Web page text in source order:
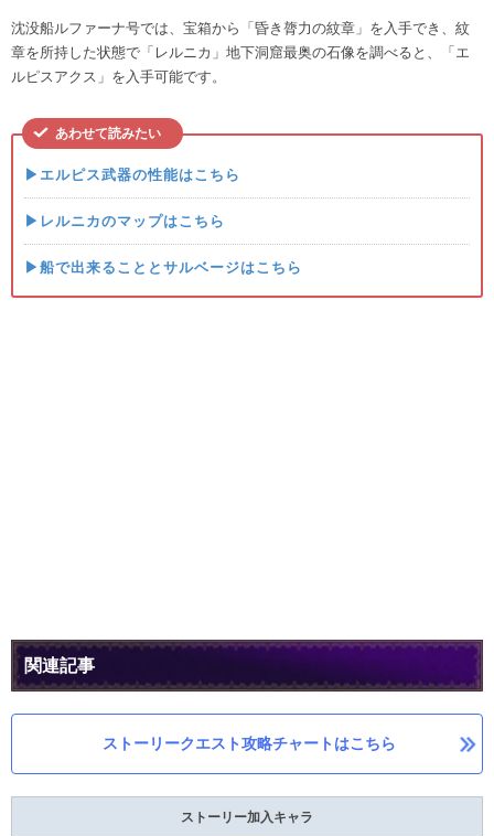
沈没船ルファーナ号では、宝箱から「昏き膂力の紋章」を入手でき、紋
章を所持した状態で「レルニカ」地下洞窟最奥の石像を調べると、「エ
ルピスアクス」を入手可能です。
あわせて読みたい
▶エルピス武器の性能はこちら
▶レルニカのマップはこちら
▶船で出来ることとサルベージはこちら
関連記事
ストーリークエスト攻略チャートはこちら
ストーリー加入キャラ